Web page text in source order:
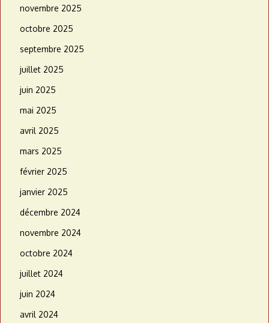
novembre 2025
octobre 2025
septembre 2025
juillet 2025
juin 2025
mai 2025
avril 2025
mars 2025
février 2025
janvier 2025
décembre 2024
novembre 2024
octobre 2024
juillet 2024
juin 2024
avril 2024